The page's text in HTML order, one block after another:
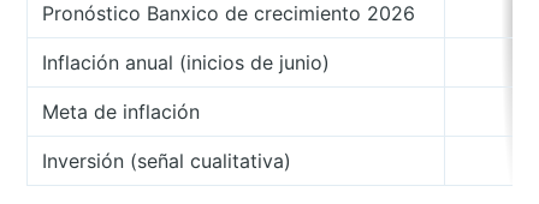
Pronóstico Banxico de crecimiento 2026
Inflación anual (inicios de junio)
Meta de inflación
Inversión (señal cualitativa)